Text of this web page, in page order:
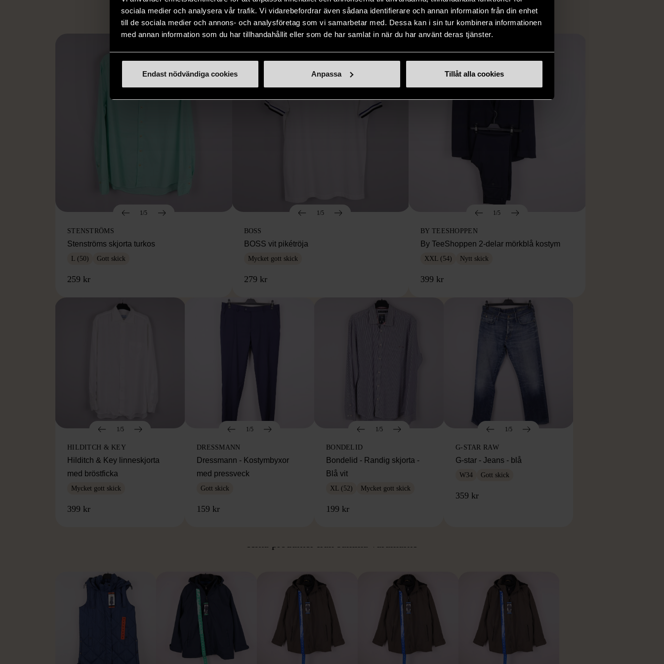
sociala medier och analysera vår trafik. Vi vidarebefordrar även sådana identifierare och annan information från din enhet
till de sociala medier och annons- och analysföretag som vi samarbetar med. Dessa kan i sin tur kombinera informationen
med annan information som du har tillhandahållit eller som de har samlat in när du har använt deras tjänster.
Endast nödvändiga cookies Anpassa Tillåt alla cookies
Hitta produkter som påminner om denna
1/5
STENSTRÖMS
Stenströms skjorta turkos
L (50) Gott skick
259 kr
1/5
BOSS
BOSS vit pikétröja
Mycket gott skick
279 kr
1/5
BY TEESHOPPEN
By TeeShoppen 2-delar mörkblå kostym
XXL (54) Nytt skick
399 kr
1/5
HILDITCH & KEY
Hilditch & Key linneskjorta
med bröstficka
Mycket gott skick
399 kr
1/5
DRESSMANN
Dressmann - Kostymbyxor
med pressveck
Gott skick
159 kr
1/5
BONDELID
Bondelid - Randig skjorta -
Blå vit
XL (52) Mycket gott skick
199 kr
1/5
G-STAR RAW
G-star - Jeans - blå
W34 Gott skick
359 kr